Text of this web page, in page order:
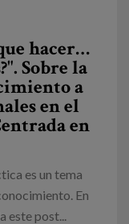
hacer…
Sobre la
a
en el
en
es un tema
En
post...